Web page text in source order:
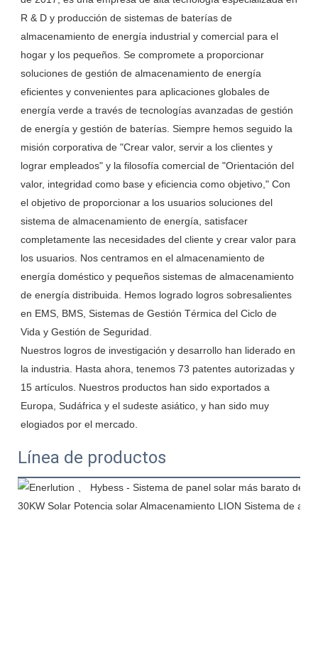
R & D y producción de sistemas de baterías de
almacenamiento de energía industrial y comercial para el
hogar y los pequeños. Se compromete a proporcionar
soluciones de gestión de almacenamiento de energía
eficientes y convenientes para aplicaciones globales de
energía verde a través de tecnologías avanzadas de gestión
de energía y gestión de baterías. Siempre hemos seguido la
misión corporativa de "Crear valor, servir a los clientes y
lograr empleados" y la filosofía comercial de "Orientación del
valor, integridad como base y eficiencia como objetivo," Con
el objetivo de proporcionar a los usuarios soluciones del
sistema de almacenamiento de energía, satisfacer
completamente las necesidades del cliente y crear valor para
los usuarios. Nos centramos en el almacenamiento de
energía doméstico y pequeños sistemas de almacenamiento
de energía distribuida. Hemos logrado logros sobresalientes
en EMS, BMS, Sistemas de Gestión Térmica del Ciclo de
Vida y Gestión de Seguridad.
Nuestros logros de investigación y desarrollo han liderado en
la industria. Hasta ahora, tenemos 73 patentes autorizadas y
15 artículos. Nuestros productos han sido exportados a
Europa, Sudáfrica y el sudeste asiático, y han sido muy
Línea de productos